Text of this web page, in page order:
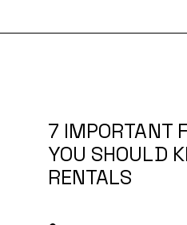
7 IMPORTANT
YOU SHOULD
RENTALS